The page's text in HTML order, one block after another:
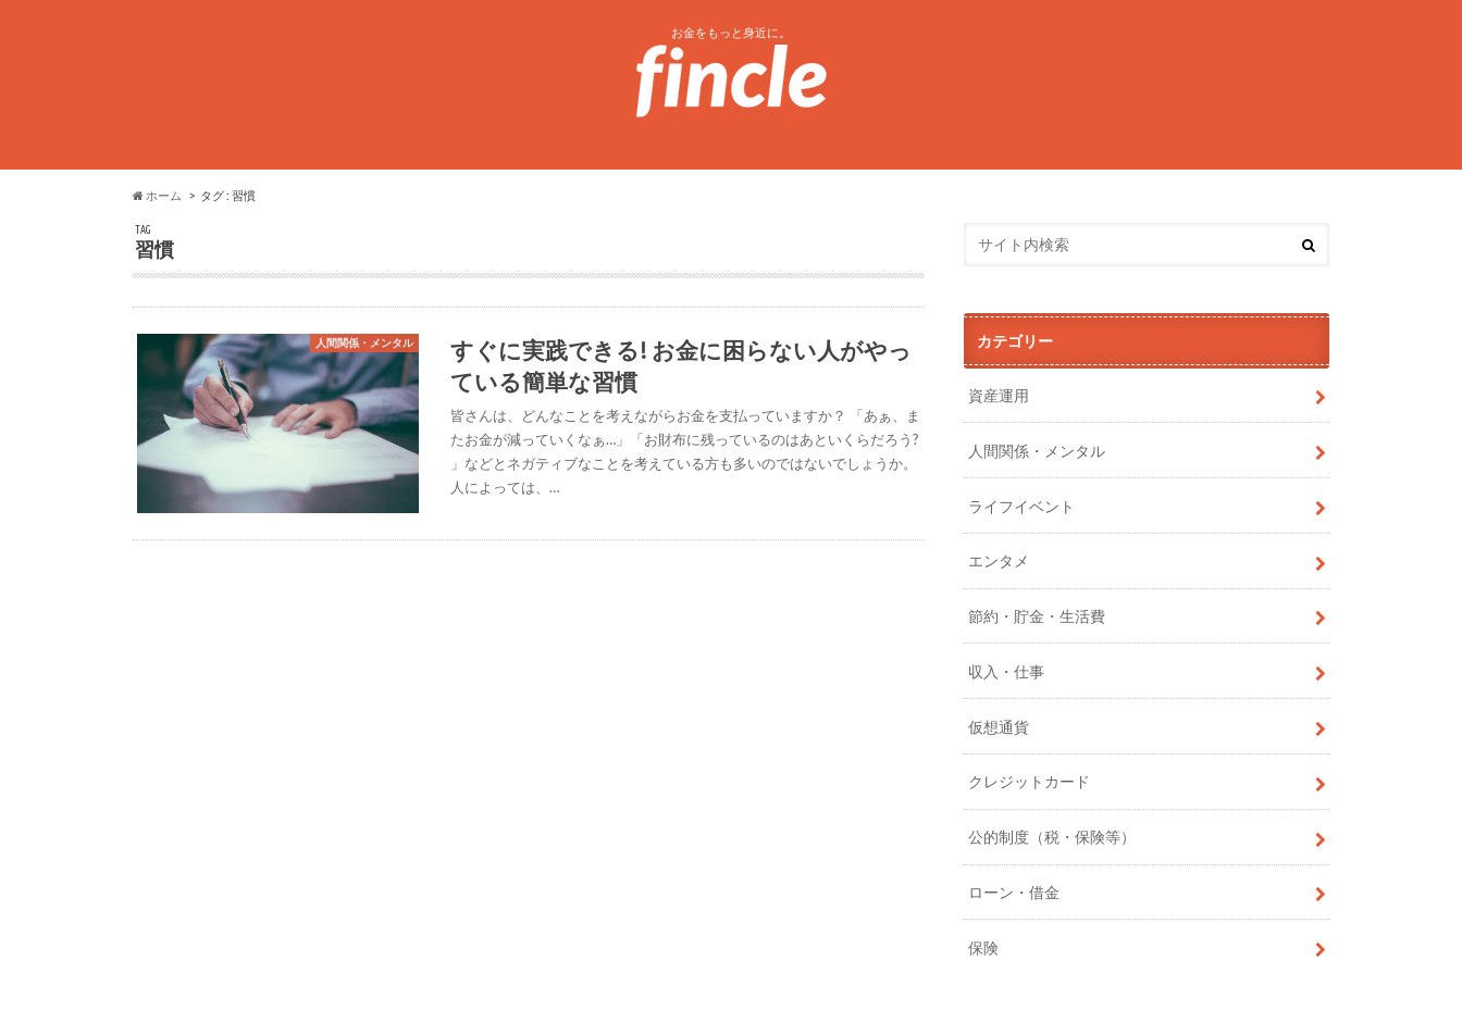
お金をもっと身近に。
ホーム タグ : 習慣
TAG
習慣
人間関係・メンタル
すぐに実践できる! お金に困らない人がやっ
ている簡単な習慣
皆さんは、どんなことを考えながらお金を支払っていますか？ 「あぁ、ま
たお金が減っていくなぁ…」「お財布に残っているのはあといくらだろう?
」などとネガティブなことを考えている方も多いのではないでしょうか。
人によっては、…
カテゴリー
資産運用
人間関係・メンタル
ライフイベント
エンタメ
節約・貯金・生活費
収入・仕事
仮想通貨
クレジットカード
公的制度（税・保険等）
ローン・借金
保険